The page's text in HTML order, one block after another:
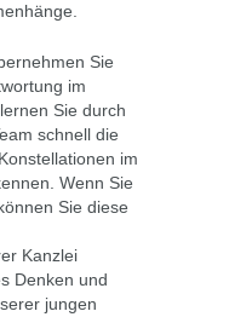
Sie
im
Sie durch
schnell die
im
Wenn Sie
Sie diese
Kanzlei
Denken und
jungen